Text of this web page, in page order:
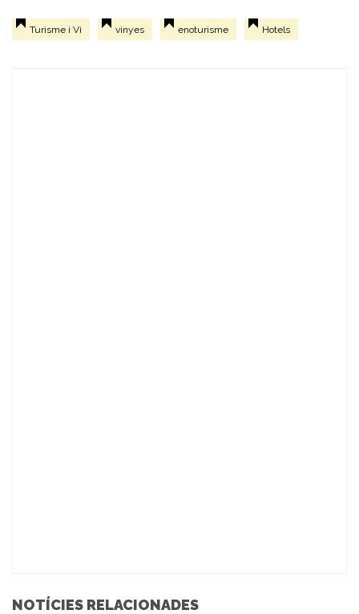
Turisme i Vi vinyes enoturisme Hotels
NOTÍCIES RELACIONADES